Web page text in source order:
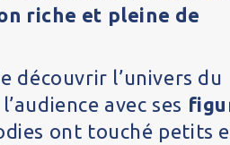
riche et pleine de
découvrir l’univers du
avec ses
ont touché petits